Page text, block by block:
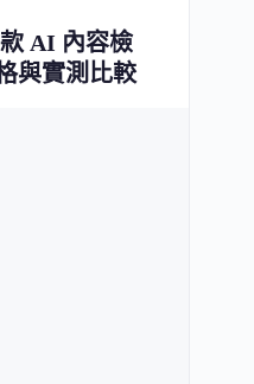
AI 內容檢
與實測比較